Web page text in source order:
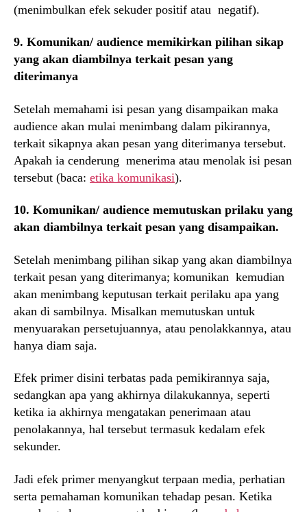
(menimbulkan efek sekuder positif atau negatif).
9. Komunikan/ audience memikirkan pilihan sikap
yang akan diambilnya terkait pesan yang
diterimanya
Setelah memahami isi pesan yang disampaikan maka
audience akan mulai menimbang dalam pikirannya,
terkait sikapnya akan pesan yang diterimanya tersebut.
Apakah ia cenderung menerima atau menolak isi pesan
tersebut (baca: etika komunikasi).
10. Komunikan/ audience memutuskan prilaku yang
akan diambilnya terkait pesan yang disampaikan.
Setelah menimbang pilihan sikap yang akan diambilnya
terkait pesan yang diterimanya; komunikan kemudian
akan menimbang keputusan terkait perilaku apa yang
akan di sambilnya. Misalkan memutuskan untuk
menyuarakan persetujuannya, atau penolakkannya, atau
hanya diam saja.
Efek primer disini terbatas pada pemikirannya saja,
sedangkan apa yang akhirnya dilakukannya, seperti
ketika ia akhirnya mengatakan penerimaan atau
penolakannya, hal tersebut termasuk kedalam efek
sekunder.
Jadi efek primer menyangkut terpaan media, perhatian
serta pemahaman komunikan tehadap pesan. Ketika